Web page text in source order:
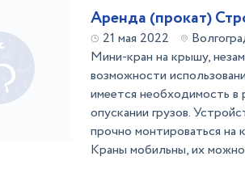
Аренда (прокат)
21 мая 2022
Мини-кран на крышу,
возможности
имеется необходимость в
опускании грузов.
прочно монтироваться на
Краны мобильны, их